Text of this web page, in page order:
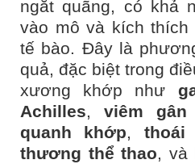
ngắt quãng, có khả
vào mô và kích thích
tế bào. Đây là
quả, đặc biệt trong
xương khớp như
Achilles, viêm
quanh khớp, thoái
thương thể thao, và